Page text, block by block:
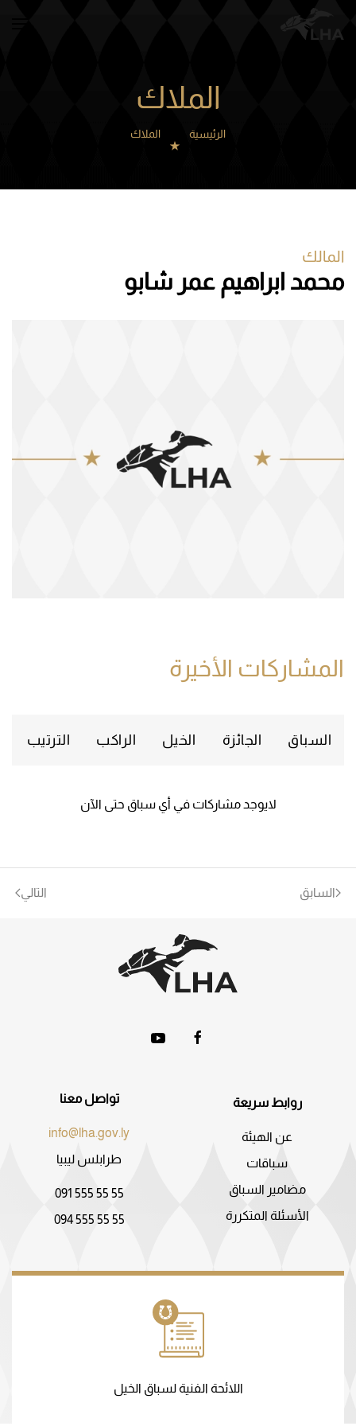
الملاك
الرئيسية الملاك
المالك
محمد ابراهيم عمر شابو
المشاركات الأخيرة
السباق الجائزة الخيل الراكب الترتيب
لايوجد مشاركات في أي سباق حتى الآن
السابق التالي
روابط سريعة
عن الهيئة
سباقات
مضامير السباق
الأسئلة المتكررة
تواصل معنا
info@lha.gov.ly
طرابلس ليبيا
091 555 55 55
094 555 55 55
اللائحة الفنية لسباق الخيل